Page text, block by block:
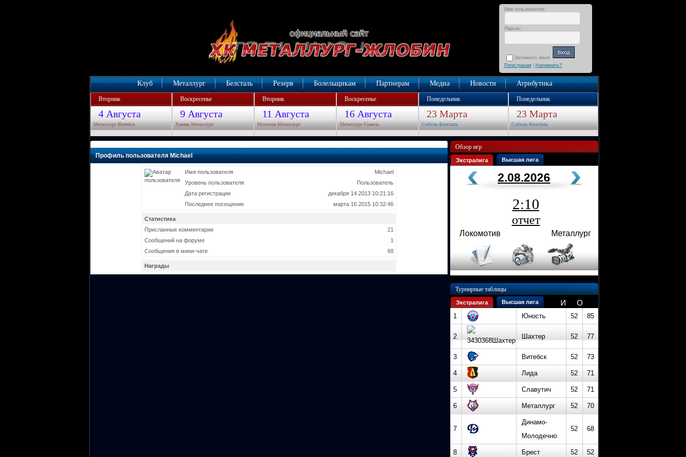
Имя пользователя:
Пароль:
Запомнить меня
Регистрация| Напомнить?
Клуб Металлург Белсталь Резерв Болельщикам Партнерам Медиа Новости Атрибутика
Вторник Воскресенье Вторник Воскресенье Понедельник Понедельник
4 Августа 9 Августа 11 Августа 16 Августа 23 Марта 23 Марта
Металлург-Витебск Химик-Металлург Могилев-Металлург Металлург-Гомель Соболь-Белсталь Соболь-Белсталь
Профиль пользователя Michael
Имя пользователя
Michael
Уровень пользователя
Пользователь
Дата регистрации
декабря 14 2013 10:21:16
Последнее посещение
марта 16 2015 10:32:46
Статистика
Присланные комментарии
21
Сообщений на форуме
1
Сообщения в мини-чате
68
Награды
Обзор игр
Экстралига Высшая лига
2.08.2026
2:10
отчет
Локомотив Металлург
Турнирные таблицы
Экстралига Высшая лига И О
1 Юность 52 85
2 Шахтер 52 77
3 Витебск 52 73
4 Лида 52 71
5 Славутич 52 71
6 Металлург 52 70
7
Динамо-
Молодечно
52 68
8 Брест 52 52